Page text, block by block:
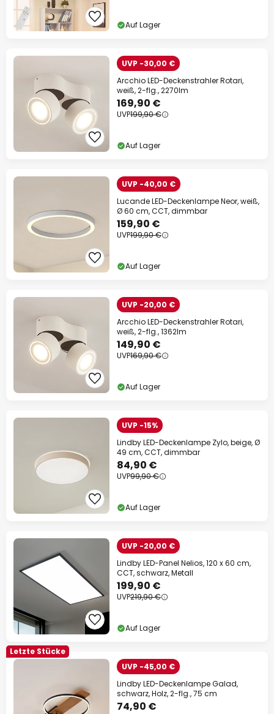
Auf Lager
UVP -30,00 €
Arcchio LED-Deckenstrahler Rotari,
weiß, 2-flg., 2270lm
169,90 €
UVP199,90 €
Auf Lager
UVP -40,00 €
Lucande LED-Deckenlampe Neor, weiß,
Ø 60 cm, CCT, dimmbar
159,90 €
UVP199,90 €
Auf Lager
UVP -20,00 €
Arcchio LED-Deckenstrahler Rotari,
weiß, 2-flg., 1362lm
149,90 €
UVP169,90 €
Auf Lager
UVP -15%
Lindby LED-Deckenlampe Zylo, beige, Ø
49 cm, CCT, dimmbar
84,90 €
UVP99,90 €
Auf Lager
UVP -20,00 €
Lindby LED-Panel Nelios, 120 x 60 cm,
CCT, schwarz, Metall
199,90 €
UVP219,90 €
Auf Lager
Letzte Stücke
UVP -45,00 €
Lindby LED-Deckenlampe Galad,
schwarz, Holz, 2-flg., 75 cm
74,90 €